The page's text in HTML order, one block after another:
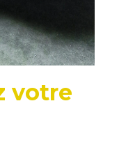
votre